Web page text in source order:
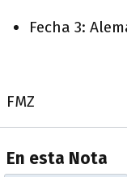
Fecha 3:
FMZ
En esta Nota